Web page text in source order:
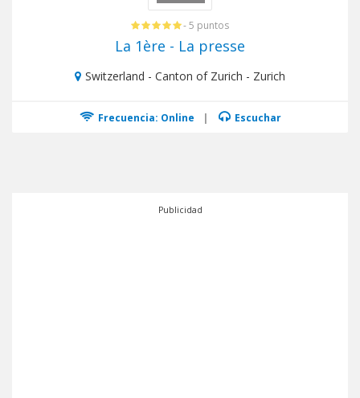
- 5 puntos
La 1ère - La presse
Switzerland - Canton of Zurich - Zurich
Frecuencia: Online | Escuchar
Publicidad